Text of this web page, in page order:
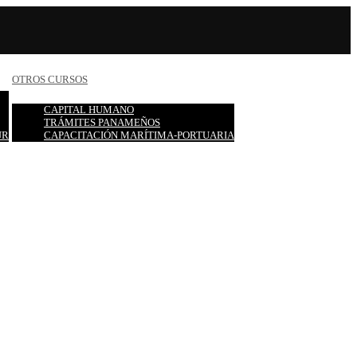
OTROS CURSOS
CAPITAL HUMANO
TRÁMITES PANAMEÑOS
CAPACITACIÓN MARÍTIMA-PORTUARIA